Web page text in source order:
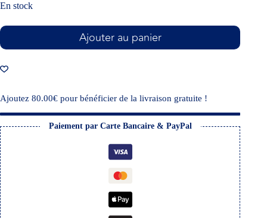
En stock
Ajouter au panier
Ajoutez 80.00€ pour bénéficier de la livraison gratuite !
Paiement par Carte Bancaire & PayPal